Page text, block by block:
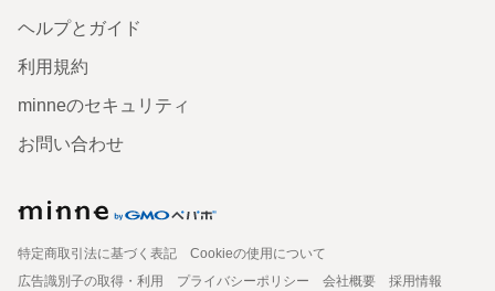
ヘルプとガイド
利用規約
minneのセキュリティ
お問い合わせ
特定商取引法に基づく表記
Cookieの使用について
広告識別子の取得・利用
プライバシーポリシー 会社概要
採用情報